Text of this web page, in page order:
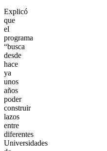
Explicó
que
el
programa
“busca
desde
hace
ya
unos
años
poder
construir
lazos
entre
diferentes
Universidades